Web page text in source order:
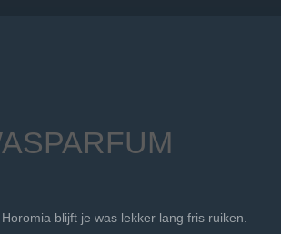
blijft je was lekker lang fris ruiken.